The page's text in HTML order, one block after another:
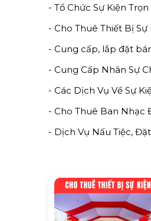
- Tổ Chức Sự Kiện Trọn
- Cho Thuê Thiết Bị Sự
- Cung cấp, lắp đặt
- Cung Cấp Nhân Sự
- Các Dịch Vụ Về Sự
- Cho Thuê Ban Nhạc
- Dịch Vụ Nấu Tiệc,